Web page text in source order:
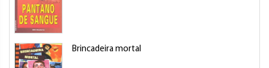
Brincadeira mortal